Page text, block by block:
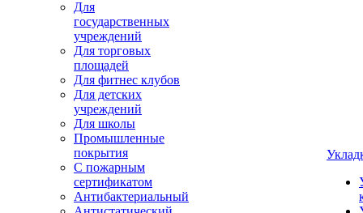
Для
государственных
учреждений
Для торговых
площадей
Для фитнес клубов
Для детских
учреждений
Для школы
Промышленные
покрытия
С пожарным
сертификатом
Антибактериальный